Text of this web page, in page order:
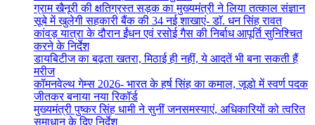
ग्राम खैनूरी की क्षतिग्रस्त सड़क का मुख्यमंत्री ने लिया तत्काल संज्ञान
सूबे में खुलेगी सहकारी बैंक की 34 नई शाखाएं- डाॅ. धन सिंह रावत
कांवड़ यात्रा के दौरान ईंधन एवं रसोई गैस की निर्बाध आपूर्ति सुनिश्चित
करने के निर्देश
डायबिटीज का बढ़ता खतरा, मिठाई ही नहीं, ये आदतें भी बना सकती हैं
मरीज
कॉमनवेल्थ गेम्स 2026- भारत के हर्ष सिंह का कमाल, जूडो में स्वर्ण पदक
जीतकर बनाया नया रिकॉर्ड
मुख्यमंत्री पुष्कर सिंह धामी ने सुनीं जनसमस्याएं, अधिकारियों को त्वरित
समाधान के दिए निर्देश